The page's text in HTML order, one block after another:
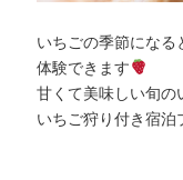
いちごの季節になる
体験できます
甘くて美味しい旬の
いちご狩り付き宿泊